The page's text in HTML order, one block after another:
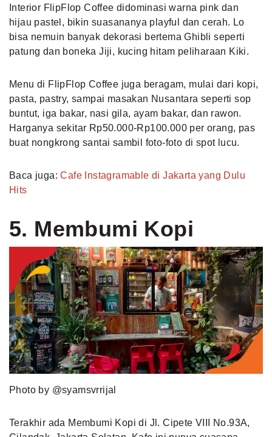
Interior FlipFlop Coffee didominasi warna pink dan
hijau pastel, bikin suasananya playful dan cerah. Lo
bisa nemuin banyak dekorasi bertema Ghibli seperti
patung dan boneka Jiji, kucing hitam peliharaan Kiki.
Menu di FlipFlop Coffee juga beragam, mulai dari kopi,
pasta, pastry, sampai masakan Nusantara seperti sop
buntut, iga bakar, nasi gila, ayam bakar, dan rawon.
Harganya sekitar Rp50.000-Rp100.000 per orang, pas
buat nongkrong santai sambil foto-foto di spot lucu.
Baca juga:Cafe Instagramable di Jakarta yang Dulu
Hits
5. Membumi Kopi
Photo by @syamsvrrijal
Terakhir ada Membumi Kopi di Jl. Cipete VIII No.93A,